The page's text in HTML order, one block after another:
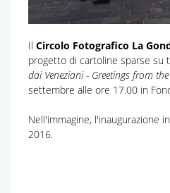
Il Circolo Fotografico La
progetto di cartoline sparse su
dai Veneziani - Greetings from
settembre alle ore 17.00 in
Nell'immagine, l'inaugurazione
2016.